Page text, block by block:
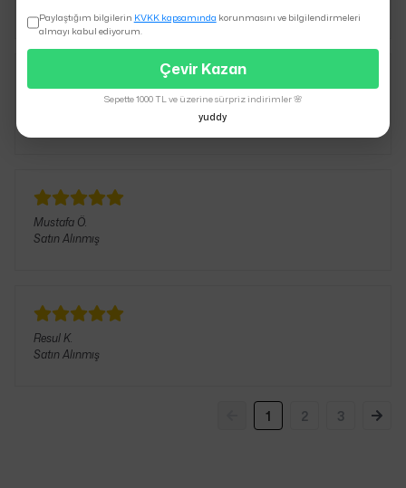
Mustafa Ö.
Satın Alınmış
ResulK.
Satın Alınmış
1 2 3
Paylaştığım bilgilerin KVKK kapsamında korunmasını ve bilgilendirmeleri
almayı kabul ediyorum.
Çevir Kazan
Sepette 1000 TL ve üzerine sürpriz indirimler 🌸
yuddy